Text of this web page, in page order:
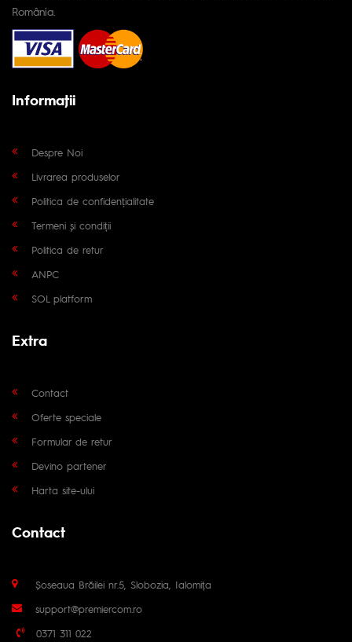
România.
Informaţii
Despre Noi
Livrarea produselor
Politica de confidențialitate
Termeni și condiții
Politica de retur
ANPC
SOL platform
Extra
Contact
Oferte speciale
Formular de retur
Devino partener
Harta site-ului
Contact
Șoseaua Brăilei nr.5, Slobozia, Ialomița
support@premiercom.ro
0371 311 022